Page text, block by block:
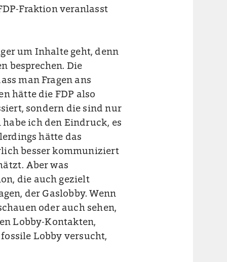
Fraktion veranlasst
um Inhalte geht, denn
besprechen. Die
man Fragen ans
hätte die FDP also
sondern die sind nur
habe ich den Eindruck, es
hätte das
besser kommuniziert
Aber was
die auch gezielt
der Gaslobby. Wenn
oder auch sehen,
Lobby-Kontakten,
Lobby versucht,